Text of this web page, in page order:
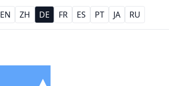
EN ZH DE FR ES PT JA RU